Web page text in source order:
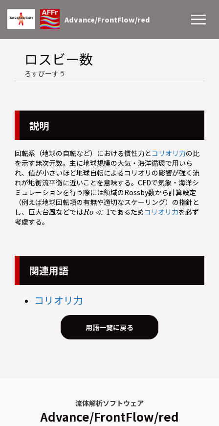
Advance/FrontFlow/red
ロスビー数
ろすびーすう
説明
回転系（地球の自転など）における慣性力とコリオリ力の比
を示す無次元数。主に地球規模の大気・海洋循環で用いら
れ、値が小さいほど地球自転によるコリオリの影響が強く流
れが地衡流平衡に近いことを意味する。CFDで気象・海洋シ
ミュレーションを行う際には領域のRossby数から計算設定
（例えば地球回転項の有無や適切なスケーリング）の指針と
し、巨大台風などではRo≪1 であるためコリオリ力を必ず
考慮する。
関連用語
コリオリ力
用語一覧に戻る
流体解析ソフトウェア
Advance/FrontFlow/red